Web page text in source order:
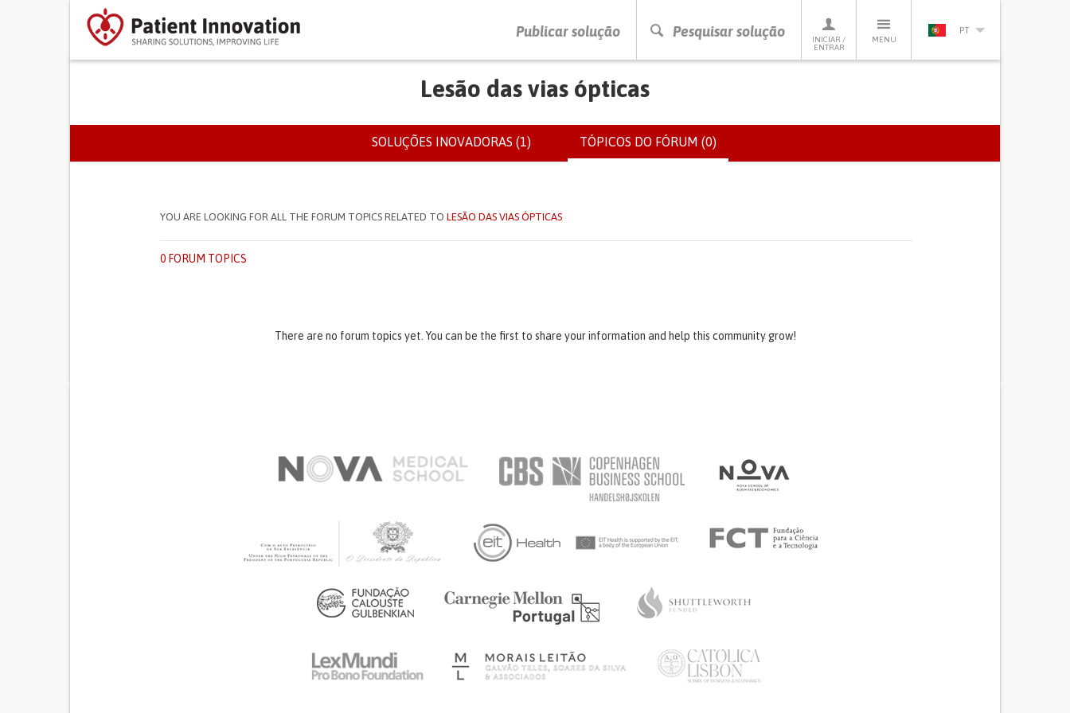
Publicar solução Pesquisar solução
INICIAR /
ENTRAR
MENU
PT
PRESSIONE ENTER PARA PESQUISAR
Lesão das vias ópticas
SEPARADORES PRIMÁRIOSSOLUÇÕES INOVADORAS (1) TÓPICOS DO FÓRUM (0)
ATIVO)
YOU ARE LOOKING FOR ALL THE FORUM TOPICS RELATED TO LESÃO DAS VIAS ÓPTICAS
0 FORUM TOPICS
There are no forum topics yet. You can be the first to share your information and help this community grow!